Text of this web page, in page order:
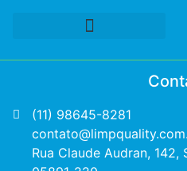
(11) 98645-8281
Rua Claude Audran, 142,